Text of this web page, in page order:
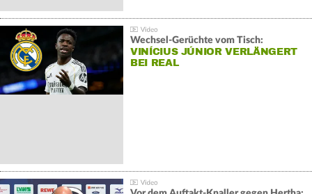
Wechsel-Gerüchte vom Tisch:
VINÍCIUS JÚNIOR VERLÄNGERT
BEI REAL